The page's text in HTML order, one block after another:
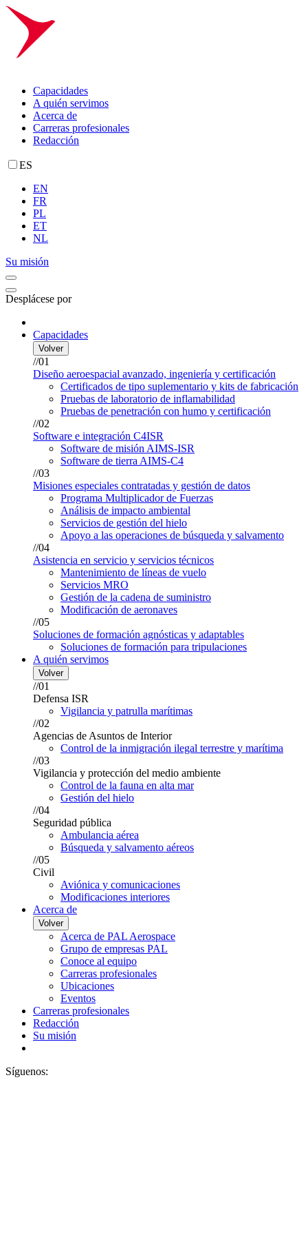
Capacidades
A quién servimos
Acerca de
Carreras profesionales
Redacción
ES
EN
FR
PL
ET
NL
Su misión
Desplácese por
Capacidades
Volver
//01
Diseño aeroespacial avanzado, ingeniería y certificación
Certificados de tipo suplementario y kits de fabricación
Pruebas de laboratorio de inflamabilidad
Pruebas de penetración con humo y certificación
//02
Software e integración C4ISR
Software de misión AIMS-ISR
Software de tierra AIMS-C4
//03
Misiones especiales contratadas y gestión de datos
Programa Multiplicador de Fuerzas
Análisis de impacto ambiental
Servicios de gestión del hielo
Apoyo a las operaciones de búsqueda y salvamento
//04
Asistencia en servicio y servicios técnicos
Mantenimiento de líneas de vuelo
Servicios MRO
Gestión de la cadena de suministro
Modificación de aeronaves
//05
Soluciones de formación agnósticas y adaptables
Soluciones de formación para tripulaciones
A quién servimos
Volver
//01
Defensa ISR
Vigilancia y patrulla marítimas
//02
Agencias de Asuntos de Interior
Control de la inmigración ilegal terrestre y marítima
//03
Vigilancia y protección del medio ambiente
Control de la fauna en alta mar
Gestión del hielo
//04
Seguridad pública
Ambulancia aérea
Búsqueda y salvamento aéreos
//05
Civil
Aviónica y comunicaciones
Modificaciones interiores
Acerca de
Volver
Acerca de PAL Aerospace
Grupo de empresas PAL
Conoce al equipo
Carreras profesionales
Ubicaciones
Eventos
Carreras profesionales
Redacción
Su misión
Síguenos: